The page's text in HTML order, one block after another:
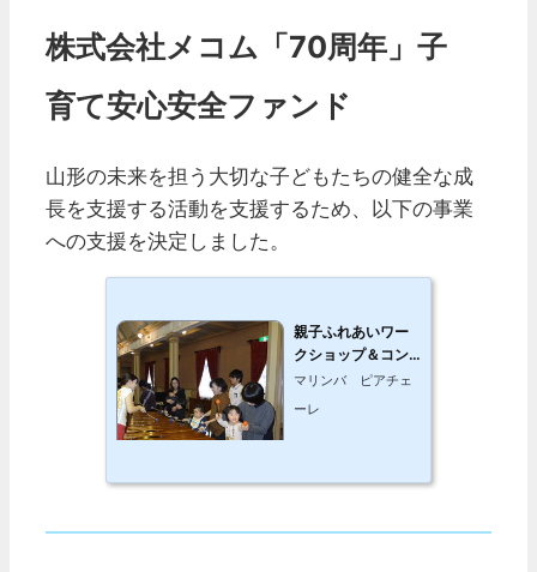
株式会社メコム「70周年」子
育て安心安全ファンド
山形の未来を担う大切な子どもたちの健全な成
長を支援する活動を支援するため、以下の事業
への支援を決定しました。
親子ふれあいワー
クショップ＆コン
サート 音楽と絵
本の贈りもの
マリンバ ピアチェ
ーレ